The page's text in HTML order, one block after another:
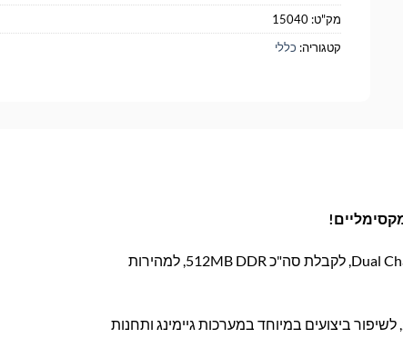
מק"ט:15040
קטגוריה: כללי
הערכה כוללת שני מודולים של 256MB כל אחד, בתצורת Dual Channel, לקבלת סה"כ 512MB DDR, למהירות
מהירות 400MHz (PC3200) ותזמונים נמוכים במיוחד 2-2-2-5, לשיפור ביצועים במיוחד במערכות גיימינג ותחנות